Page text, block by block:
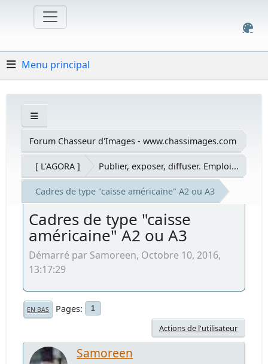
Menu principal
Forum Chasseur d'Images - www.chassimages.com
[ L'AGORA ] Publier, exposer, diffuser. Emploi...
Cadres de type "caisse américaine" A2 ou A3
Cadres de type "caisse
américaine" A2 ou A3
Démarré par Samoreen, Octobre 10, 2016,
13:17:29
EN BAS Pages 1
Actions de l'utilisateur
Samoreen